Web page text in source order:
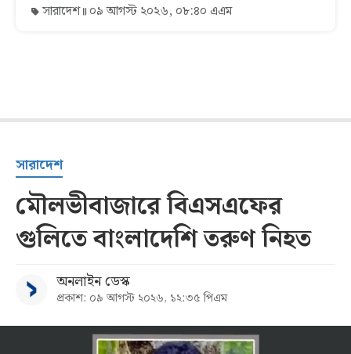
সারাদেশ ০৯ আগস্ট ২০২৬, ০৮:৪০ এএম
সারাদেশ
মৌলভীবাজারে বিএসএফের
গুলিতে বাংলাদেশি তরুণ নিহত
অনলাইন ডেস্ক
প্রকাশ: ০৯ আগস্ট ২০২৬, ১২:৩৫ পিএম